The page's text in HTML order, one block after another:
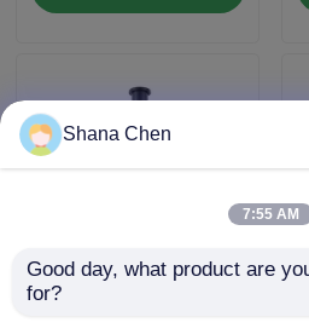
品質管理
私達に連絡しなさい
引用を要求しなさい
調整可能な304ステン
Shana Chen
7:55 AM
Good day, what product are
for?